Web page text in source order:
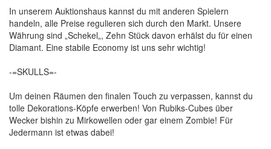
In unserem Auktionshaus kannst du mit anderen Spielern
handeln, alle Preise regulieren sich durch den Markt. Unsere
Währung sind „Schekel„, Zehn Stück davon erhälst du für einen
Diamant. Eine stabile Economy ist uns sehr wichtig!
-=SKULLS=-
Um deinen Räumen den finalen Touch zu verpassen, kannst du
tolle Dekorations-Köpfe erwerben! Von Rubiks-Cubes über
Wecker bishin zu Mirkowellen oder gar einem Zombie! Für
Jedermann ist etwas dabei!